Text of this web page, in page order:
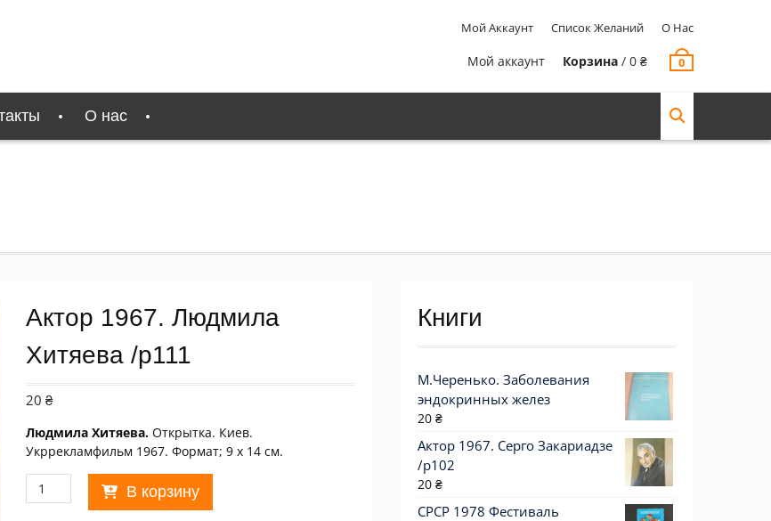
Мой Аккаунт Список Желаний О Нас
Мой аккаунт Корзина / 0 ₴ 0
О нас
Актор 1967. Людмила
Хитяева /p111
20₴
Людмила Хитяева.Открытка. Киев.
Укррекламфильм 1967. Формат; 9 х 14 см.
Количество
товара
В корзину
Книги
М.Черенько. Заболевания
эндокринных желез
20 ₴
Актор 1967. Серго Закариадзе
/p102
20 ₴
СРСР 1978 Фестиваль